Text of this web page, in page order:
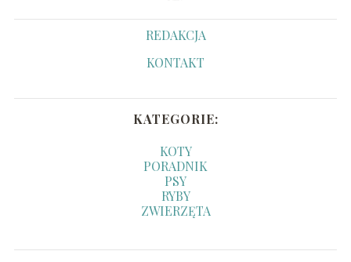
REDAKCJA
KONTAKT
KATEGORIE:
KOTY
PORADNIK
PSY
RYBY
ZWIERZĘTA